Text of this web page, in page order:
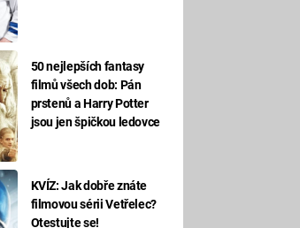
50 nejlepších fantasy
filmů všech dob: Pán
prstenů a Harry Potter
jsou jen špičkou ledovce
KVÍZ: Jak dobře znáte
filmovou sérii Vetřelec?
Otestujte se!